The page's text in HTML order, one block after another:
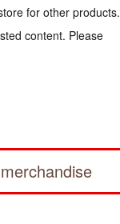
for other products.
content. Please